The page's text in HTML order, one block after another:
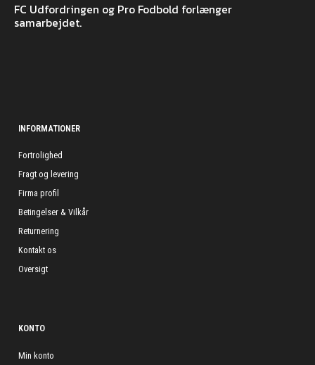
FC Udfordringen og Pro Fodbold forlænger
samarbejdet.
INFORMATIONER
Fortrolighed
Fragt og levering
Firma profil
Betingelser & Vilkår
Returnering
Kontakt os
Oversigt
KONTO
Min konto